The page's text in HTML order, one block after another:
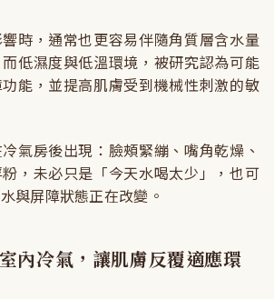
時，通常也更容易伴隨角質層含水量
低濕度與低溫環境，被研究認為可能
能，並提高肌膚受到機械性刺激的敏
氣房後出現：臉頰緊繃、嘴角乾燥、
，未必只是「今天水喝太少」，也可
與屏障狀態正在改變。
內冷氣，讓肌膚反覆適應環